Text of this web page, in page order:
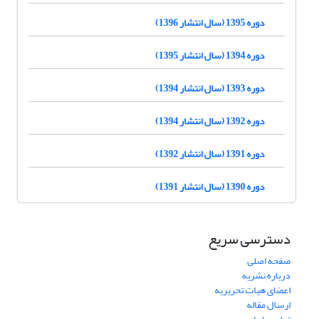
دوره 1395 (سال انتشار 1396)
دوره 1394 (سال انتشار 1395)
دوره 1393 (سال انتشار 1394)
دوره 1392 (سال انتشار 1394)
دوره 1391 (سال انتشار 1392)
دوره 1390 (سال انتشار 1391)
دسترسی سریع
صفحه اصلی
درباره نشریه
اعضای هیات تحریریه
ارسال مقاله